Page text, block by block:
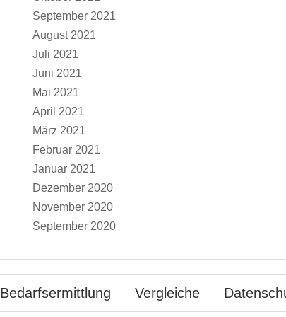
September 2021
August 2021
Juli 2021
Juni 2021
Mai 2021
April 2021
März 2021
Februar 2021
Januar 2021
Dezember 2020
November 2020
September 2020
Bedarfsermittlung Vergleiche